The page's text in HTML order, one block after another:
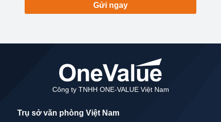
Gửi ngay
Công ty TNHH ONE-VALUE Việt Nam
Trụ sở văn phòng Việt Nam